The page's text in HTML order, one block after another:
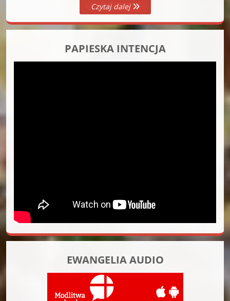
Czytaj dalej
PAPIESKA INTENCJA
EWANGELIA AUDIO